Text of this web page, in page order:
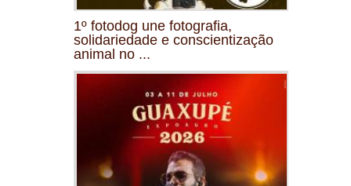
1º fotodog une fotografia,
solidariedade e conscientização
animal no ...